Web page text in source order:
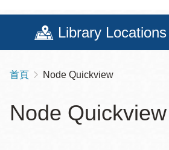
Library
導
連
首頁 Node Quickview
Node Quickview